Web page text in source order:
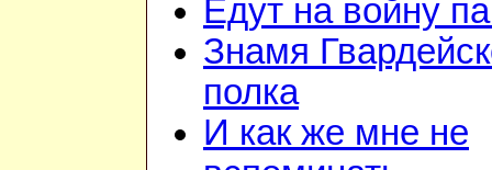
Едут на войну
Знамя
полка
И как же мне не